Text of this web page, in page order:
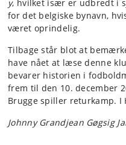
y, hvilket især er udbredt i
for det belgiske bynavn,
været oprindelig.
Tilbage står blot at
have nået at læse denne
bevarer historien i
frem til den 10. december
Brugge spiller returkamp. I
Johnny Grandjean Gøgsig